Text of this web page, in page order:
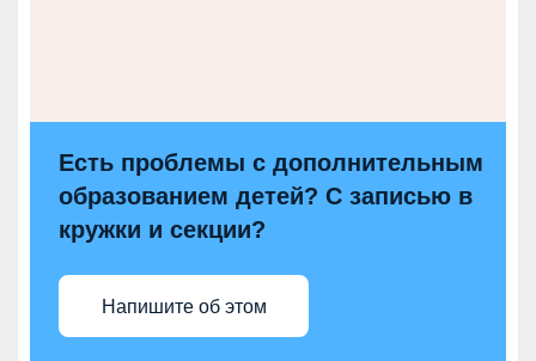
Есть проблемы с дополнительным
образованием детей? С записью в
кружки и секции?
Напишите об этом